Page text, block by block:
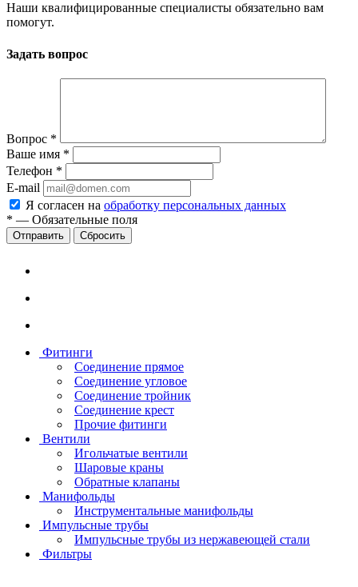
Наши квалифицированные специалисты обязательно вам
помогут.
Задать вопрос
Вопрос *
Ваше имя *
Телефон *
E-mail
Я согласен на обработку персональных данных
* — Обязательные поля
Сбросить
Фитинги
Соединение прямое
Соединение угловое
Соединение тройник
Соединение крест
Прочие фитинги
Вентили
Игольчатые вентили
Шаровые краны
Обратные клапаны
Манифольды
Инструментальные манифольды
Импульсные трубы
Импульсные трубы из нержавеющей стали
Фильтры